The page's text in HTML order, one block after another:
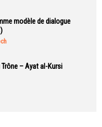
modèle de dialogue
– Ayat al-Kursi